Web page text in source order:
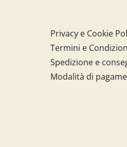
Privacy e Cookie
Termini e
Spedizione e
Modalità di